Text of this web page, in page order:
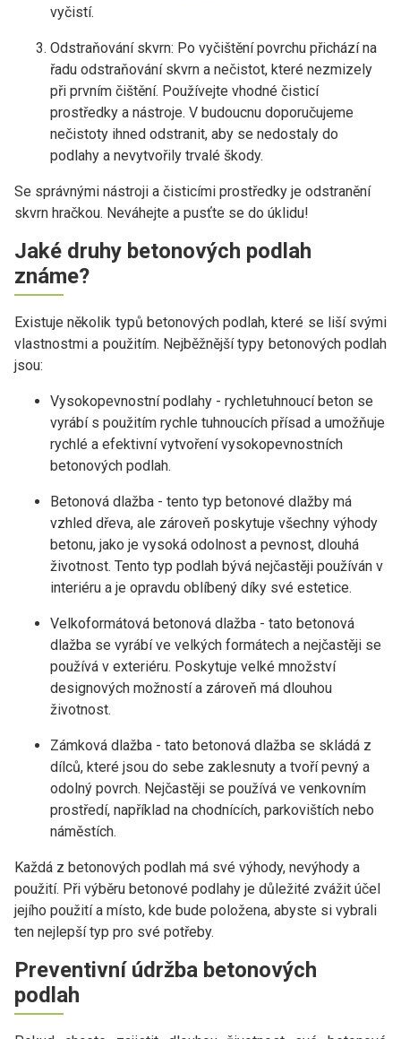
vyčistí.
Odstraňování skvrn: Po vyčištění povrchu přichází na
řadu odstraňování skvrn a nečistot, které nezmizely
při prvním čištění. Používejte vhodné čisticí
prostředky a nástroje. V budoucnu doporučujeme
nečistoty ihned odstranit, aby se nedostaly do
podlahy a nevytvořily trvalé škody.
Se správnými nástroji a čisticími prostředky je odstranění
skvrn hračkou. Neváhejte a pusťte se do úklidu!
Jaké druhy betonových podlah
známe?
Existuje několik typů betonových podlah, které se liší svými
vlastnostmi a použitím. Nejběžnější typy betonových podlah
jsou:
Vysokopevnostní podlahy - rychletuhnoucí beton se
vyrábí s použitím rychle tuhnoucích přísad a umožňuje
rychlé a efektivní vytvoření vysokopevnostních
betonových podlah.
Betonová dlažba - tento typ betonové dlažby má
vzhled dřeva, ale zároveň poskytuje všechny výhody
betonu, jako je vysoká odolnost a pevnost, dlouhá
životnost. Tento typ podlah bývá nejčastěji používán v
interiéru a je opravdu oblíbený díky své estetice.
Velkoformátová betonová dlažba - tato betonová
dlažba se vyrábí ve velkých formátech a nejčastěji se
používá v exteriéru. Poskytuje velké množství
designových možností a zároveň má dlouhou
životnost.
Zámková dlažba - tato betonová dlažba se skládá z
dílců, které jsou do sebe zaklesnuty a tvoří pevný a
odolný povrch. Nejčastěji se používá ve venkovním
prostředí, například na chodnících, parkovištích nebo
náměstích.
Každá z betonových podlah má své výhody, nevýhody a
použití. Při výběru betonové podlahy je důležité zvážit účel
jejího použití a místo, kde bude položena, abyste si vybrali
ten nejlepší typ pro své potřeby.
Preventivní údržba betonových
podlah